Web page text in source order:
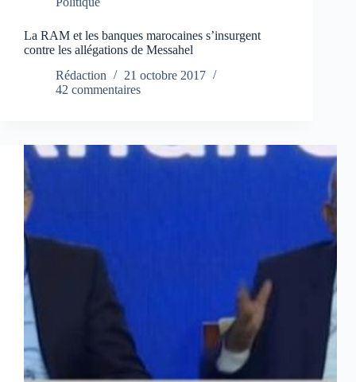
La RAM et les banques marocaines s’insurgent
contre les allégations de Messahel
Rédaction
21 octobre 2017
42 commentaires